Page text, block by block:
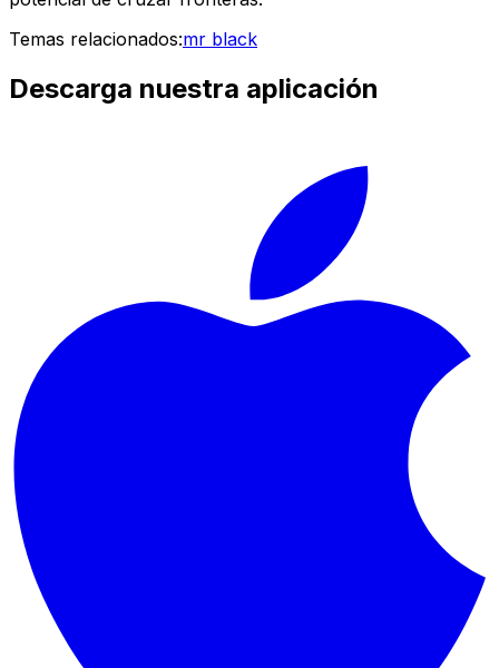
Temas relacionados:mr black
Descarga nuestra aplicación